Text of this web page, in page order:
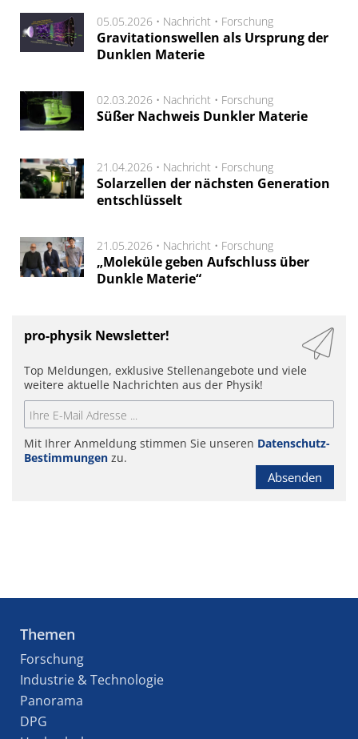
05.05.2026 • Nachricht • Forschung
Gravitationswellen als Ursprung der
Dunklen Materie
02.03.2026 • Nachricht • Forschung
Süßer Nachweis Dunkler Materie
21.04.2026 • Nachricht • Forschung
Solarzellen der nächsten Generation
entschlüsselt
21.05.2026 • Nachricht • Forschung
„Moleküle geben Aufschluss über
Dunkle Materie“
pro-physik Newsletter!
Top Meldungen, exklusive Stellenangebote und viele
weitere aktuelle Nachrichten aus der Physik!
Mit Ihrer Anmeldung stimmen Sie unseren Datenschutz-
Bestimmungen zu.
Absenden
Themen
Forschung
Industrie & Technologie
Panorama
DPG